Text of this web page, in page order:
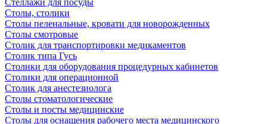
Стеллажи для посуды
Столы, столики
Столы пеленальные, кровати для новорожденных
Столы смотровые
Столик для транспортировки медикаментов
Столик типа Гусь
Столики для оборудования процедурных кабинетов
Столики для операционной
Столик для анестезиолога
Столы стоматологические
Столы и посты медицинские
Столы для оснащения рабочего места медицинского